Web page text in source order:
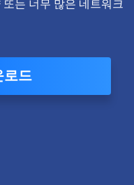
또는 너무 많은 네트워크
로드